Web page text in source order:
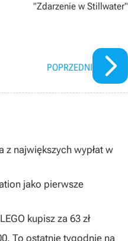
budownictwa wodnego.
"Zdarzenie w Stillwater"
POPRZEDNI
z największych wypłat w
jako pierwsze
kupisz za 63 zł
To ostatnie tygodnie na